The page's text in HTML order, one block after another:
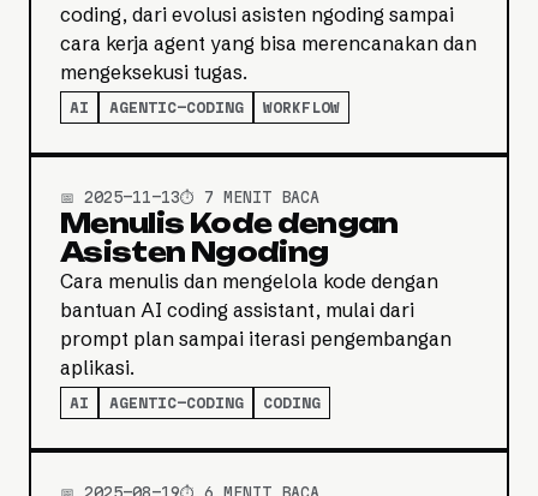
coding, dari evolusi asisten ngoding sampai
cara kerja agent yang bisa merencanakan dan
mengeksekusi tugas.
AI AGENTIC-CODING WORKFLOW
📅 2025-11-13⏱️ 7 MENIT BACA
Menulis Kode dengan
Asisten Ngoding
Cara menulis dan mengelola kode dengan
bantuan AI coding assistant, mulai dari
prompt plan sampai iterasi pengembangan
aplikasi.
AI AGENTIC-CODING CODING
📅 2025-08-19⏱️ 6 MENIT BACA